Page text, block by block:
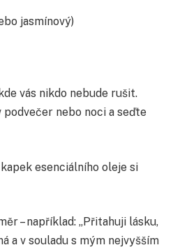
jasmínový)
vás nikdo nebude rušit.
nebo noci a seďte
esenciálního oleje si
– například: „Přitahuji lásku,
a v souladu s mým nejvyšším